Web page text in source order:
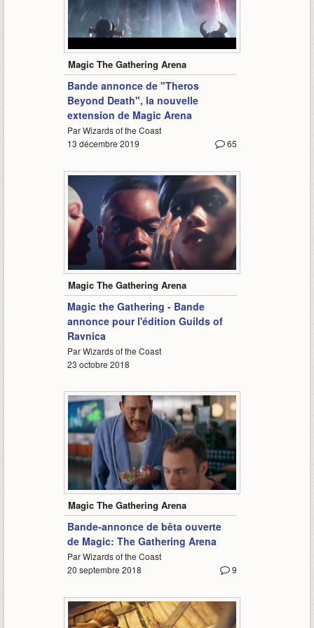
1:55
Magic The Gathering Arena
Bande annonce de "Theros
Beyond Death", la nouvelle
extension de Magic Arena
Par Wizards of the Coast
65
13 décembre 2019
0:57
Magic The Gathering Arena
Magic the Gathering - Bande
annonce pour l'édition Guilds of
Ravnica
Par Wizards of the Coast
23 octobre 2018
2:47
Magic The Gathering Arena
Bande-annonce de bêta ouverte
de Magic: The Gathering Arena
Par Wizards of the Coast
9
20 septembre 2018